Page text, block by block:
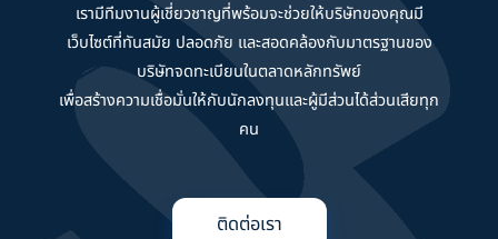
เรามีทีมงานผู้เชี่ยวชาญที่พร้อมจะช่วยให้บริษัทของคุณมี
เว็บไซต์ที่ทันสมัย ปลอดภัย และสอดคล้องกับมาตรฐานของ
บริษัทจดทะเบียนในตลาดหลักทรัพย์
เพื่อสร้างความเชื่อมั่นให้กับนักลงทุนและผู้มีส่วนได้ส่วนเสียทุก
คน
ติดต่อเรา